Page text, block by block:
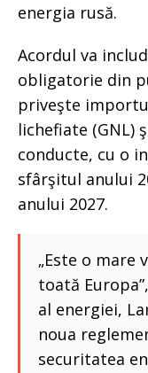
energia rusă.
Acordul va
obligatorie din
priveşte
lichefiate (GNL)
conducte, cu o
sfârşitul anului
anului 2027.
„Este o
toată
al energiei,
noua
securitatea